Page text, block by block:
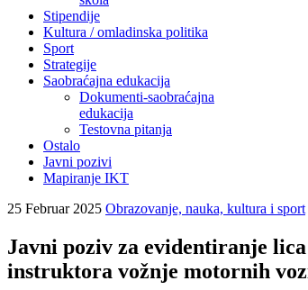
Stipendije
Kultura / omladinska politika
Sport
Strategije
Saobraćajna edukacija
Dokumenti-saobraćajna
edukacija
Testovna pitanja
Ostalo
Javni pozivi
Mapiranje IKT
25 Februar 2025 Obrazovanje, nauka, kultura i sport
Javni poziv za evidentiranje
instruktora vožnje motornih